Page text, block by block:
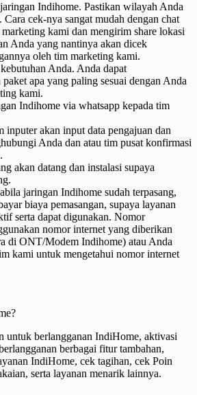
Indihome. Pastikan wilayah Anda
cek-nya sangat mudah dengan chat
kami dan mengirim share lokasi
Anda yang nantinya akan dicek
oleh tim marketing kami.
Anda. Anda dapat
apa yang paling sesuai dengan Anda
kami.
Indihome via whatsapp kepada tim
inputer akan input data pengajuan dan
Anda dan atau tim pusat konfirmasi
akan datang dan instalasi supaya
jaringan Indihome sudah terpasang,
biaya pemasangan, supaya layanan
serta dapat digunakan. Nomor
nomor internet yang diberikan
di ONT/Modem Indihome) atau Anda
kami untuk mengetahui nomor internet
untuk berlangganan IndiHome, aktivasi
berbagai fitur tambahan,
IndiHome, cek tagihan, cek Poin
serta layanan menarik lainnya.